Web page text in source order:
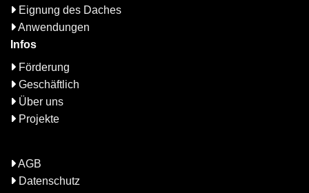
Eignung des Daches
Anwendungen
Infos
Förderung
Geschäftlich
Über uns
Projekte
AGB
Datenschutz